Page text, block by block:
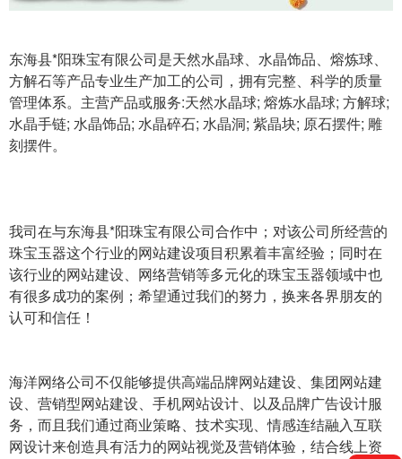
东海县*阳珠宝有限公司是天然水晶球、水晶饰品、熔炼球、
方解石等产品专业生产加工的公司，拥有完整、科学的质量
管理体系。主营产品或服务:天然水晶球; 熔炼水晶球; 方解球;
水晶手链; 水晶饰品; 水晶碎石; 水晶洞; 紫晶块; 原石摆件; 雕
刻摆件。
我司在与东海县*阳珠宝有限公司合作中；对该公司所经营的
珠宝玉器这个行业的网站建设项目积累着丰富经验；同时在
该行业的网站建设、网络营销等多元化的珠宝玉器领域中也
有很多成功的案例；希望通过我们的努力，换来各界朋友的
认可和信任！
海洋网络公司不仅能够提供高端品牌网站建设、集团网站建
设、营销型网站建设、手机网站设计、以及品牌广告设计服
务，而且我们通过商业策略、技术实现、情感连结融入互联
网设计来创造具有活力的网站视觉及营销体验，结合线上资